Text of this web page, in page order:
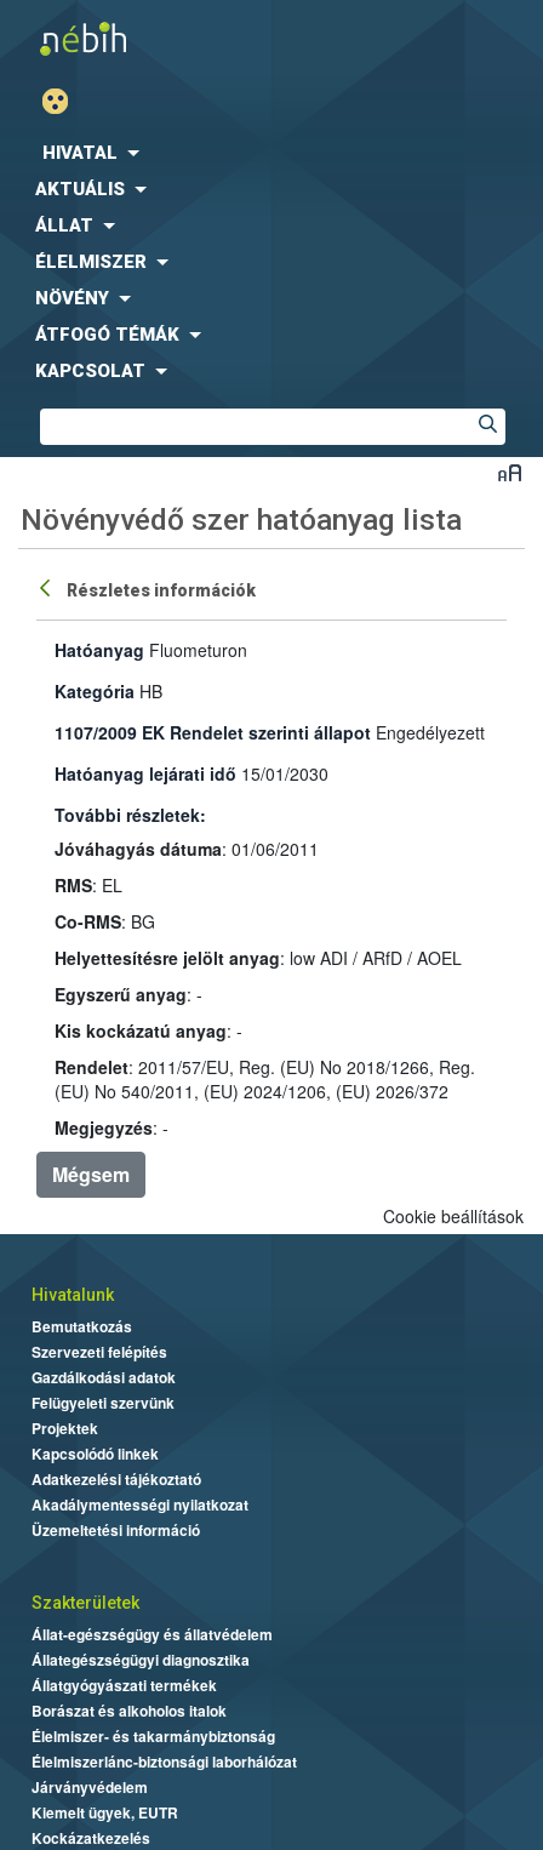
HIVATAL
AKTUÁLIS
ÁLLAT
ÉLELMISZER
NÖVÉNY
ÁTFOGÓ TÉMÁK
KAPCSOLAT
Növényvédő szer hatóanyag lista
Részletes információk
Hatóanyag Fluometuron
Kategória HB
1107/2009 EK Rendelet szerinti állapot Engedélyezett
Hatóanyag lejárati idő 15/01/2030
További részletek:
Jóváhagyás dátuma: 01/06/2011
RMS: EL
Co-RMS: BG
Helyettesítésre jelölt anyag: low ADI / ARfD / AOEL
Egyszerű anyag: -
Kis kockázatú anyag: -
Rendelet: 2011/57/EU, Reg. (EU) No 2018/1266, Reg.
(EU) No 540/2011, (EU) 2024/1206, (EU) 2026/372
Megjegyzés: -
Mégsem
Cookie beállítások
Hivatalunk
Bemutatkozás
Szervezeti felépítés
Gazdálkodási adatok
Felügyeleti szervünk
Projektek
Kapcsolódó linkek
Adatkezelési tájékoztató
Akadálymentességi nyilatkozat
Üzemeltetési információ
Szakterületek
Állat-egészségügy és állatvédelem
Állategészségügyi diagnosztika
Állatgyógyászati termékek
Borászat és alkoholos italok
Élelmiszer- és takarmánybiztonság
Élelmiszerlánc-biztonsági laborhálózat
Járványvédelem
Kiemelt ügyek, EUTR
Kockázatkezelés